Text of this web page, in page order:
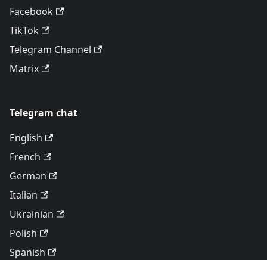
Facebook
TikTok
Telegram Channel
Matrix
Telegram chat
English
French
German
Italian
Ukrainian
Polish
Spanish